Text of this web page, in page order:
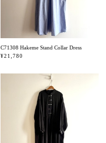
C71308 Hakeme Stand Collar Dress
¥21,780